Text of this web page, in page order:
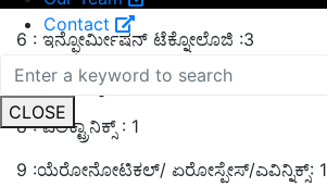
Contact
CLOSE
6 : ಇನ್ಫೋರ್ಮೀಷನ್ ಟೆಕ್ನೋಲೊಜಿ :3
7 : ಟೆಲಿಕಮ್ಯುನಿಕೇಷನ್ :1
8 : ಎಲೆಕ್ಟ್ರಾನಿಕ್ಸ್ : 1
9 :ಯೆರೋನೋಟಿಕಲ್/ ಏರೋಸ್ಪೇಸ್/ಎವಿನ್ನಿಕ್ಸ್: 1